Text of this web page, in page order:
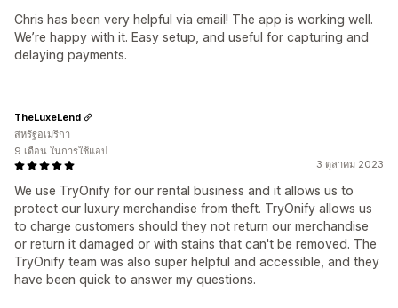
Chris has been very helpful via email! The app is working well.
We’re happy with it. Easy setup, and useful for capturing and
delaying payments.
3 ตุลาคม 2023
We use TryOnify for our rental business and it allows us to
protect our luxury merchandise from theft. TryOnify allows us
to charge customers should they not return our merchandise
or return it damaged or with stains that can't be removed. The
TryOnify team was also super helpful and accessible, and they
have been quick to answer my questions.
TheLuxeLend
สหรัฐอเมริกา
9 เดือน ในการใช้แอป